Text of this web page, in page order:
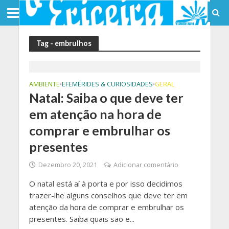
Tag - embrulhos
AMBIENTE•EFEMÉRIDES & CURIOSIDADES•GERAL
Natal: Saiba o que deve ter
em atenção na hora de
comprar e embrulhar os
presentes
Dezembro 20, 2021 Adicionar comentário
O natal está aí à porta e por isso decidimos
trazer-lhe alguns conselhos que deve ter em
atenção da hora de comprar e embrulhar os
presentes. Saiba quais são e...